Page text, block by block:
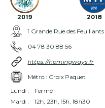
2019
2018
1 Grande Rue des Feuillants
04 78 30 88 56
https://hemingways.fr
Métro : Croix Paquet
Lundi :
Fermé
Mardi :
12h, 23h, 15h, 18h30